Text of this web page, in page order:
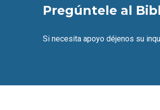
Pregúntele al
Si necesita apoyo déjenos su